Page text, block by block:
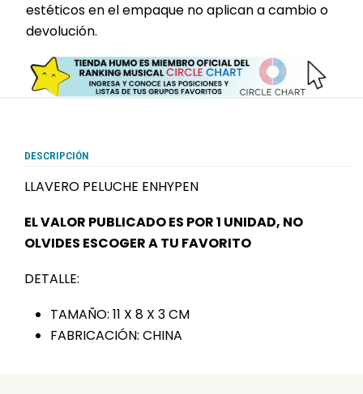
estéticos en el empaque no aplican a cambio o
devolución.
DESCRIPCIÓN
LLAVERO PELUCHE ENHYPEN
EL VALOR PUBLICADO ES POR 1 UNIDAD, NO
OLVIDES ESCOGER A TU FAVORITO
DETALLE:
TAMAÑO: 11 X 8 X 3 CM
FABRICACIÓN: CHINA